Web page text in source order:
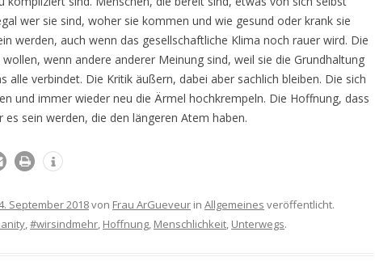
wer sie sind, woher sie kommen und wie gesund oder krank sie
werden, auch wenn das gesellschaftliche Klima noch rauer wird. Die
wenn andere anderer Meinung sind, weil sie die Grundhaltung
alle verbindet. Die Kritik äußern, dabei aber sachlich bleiben. Die sich
und immer wieder neu die Ärmel hochkrempeln. Die Hoffnung, dass
es sein werden, die den längeren Atem haben.
September 2018von Frau ArGueveur in Allgemeines veröffentlicht.
,#wirsindmehr, Hoffnung, Menschlichkeit, Unterwegs.